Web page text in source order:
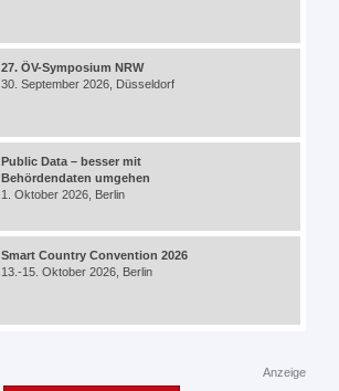
27. ÖV-Symposium NRW
30. September 2026, Düsseldorf
Public Data – besser mit
Behördendaten umgehen
1. Oktober 2026, Berlin
Smart Country Convention 2026
13.-15. Oktober 2026, Berlin
Anzeige